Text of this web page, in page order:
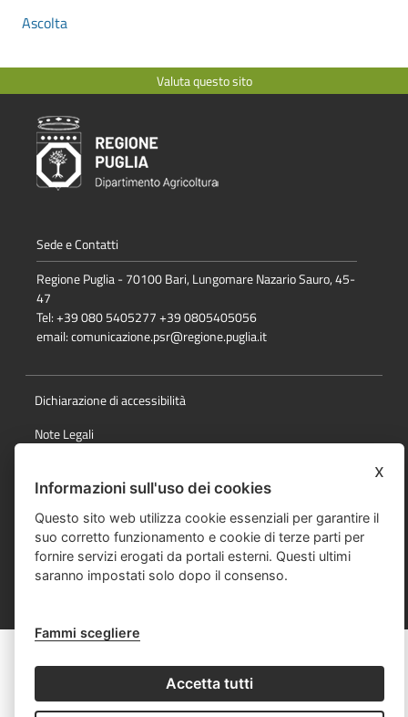
Ascolta
Valuta questo sito
Sede e Contatti
Regione Puglia - 70100 Bari, Lungomare Nazario Sauro, 45-
47
Tel: +39 080 5405277 +39 0805405056
email:comunicazione.psr@regione.puglia.it
Dichiarazione di accessibilità
Note Legali
Responsabile della pubblicazione
Mappa del sito
x
Informazioni sull'uso dei cookies
Questo sito web utilizza cookie essenziali per garantire il
suo corretto funzionamento e cookie di terze parti per
fornire servizi erogati da portali esterni. Questi ultimi
saranno impostati solo dopo il consenso.
Fammi scegliere
Accetta tutti